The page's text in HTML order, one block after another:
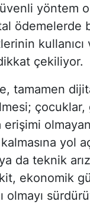
yöntem
ödemelerde
kullanıcı
çekiliyor.
tamamen
çocuklar,
erişimi
yol
da teknik
ekonomik
olmayı